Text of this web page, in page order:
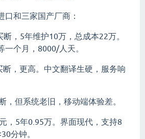
口和三家国产厂商：
，5年维护10万，总成本22万。
一个月，8000/人天。
，更高。中文翻译生硬，服务响
，但系统老旧，移动端体验差。
，5年0.95万。界面现代，支持8
分钟。